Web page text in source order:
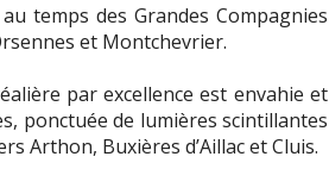
temps des Grandes Compagnies
et Montchevrier.
par excellence est envahie et
ponctuée de lumières scintillantes
Arthon, Buxières d’Aillac et Cluis.